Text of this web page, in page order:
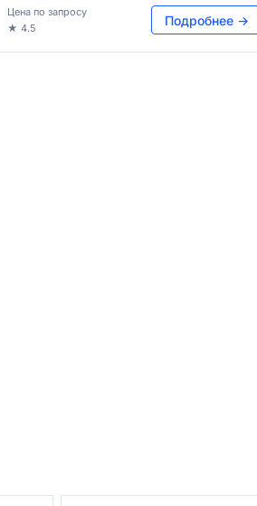
Цена по запросу
★ 4.5
Подробнее →